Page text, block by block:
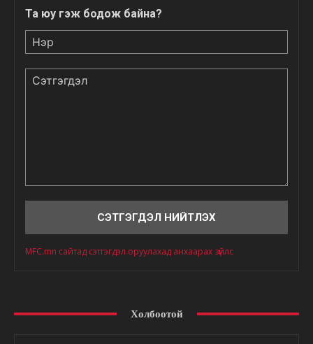
Та юу гэж бодож байна?
MFC.mn сайтад сэтгэгдэл оруулахад анхаарах зүйлс
Холбоотой